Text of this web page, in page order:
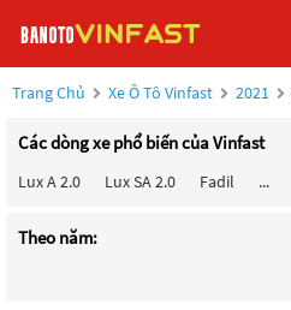
Trang Chủ Xe Ô Tô Vinfast 2021
Các dòng xe phổ biến của Vinfast
Lux A 2.0 Lux SA 2.0 Fadil ...
Theo năm: